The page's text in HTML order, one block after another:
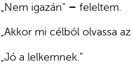
„Nem igazán” – feleltem.
„Akkor mi célból olvassa az
„Jó a lelkemnek.”